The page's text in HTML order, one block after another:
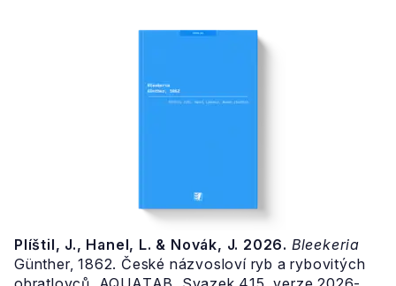
Plíštil, J., Hanel, L. & Novák, J. 2026. Bleekeria
Günther, 1862. České názvosloví ryb a rybovitých